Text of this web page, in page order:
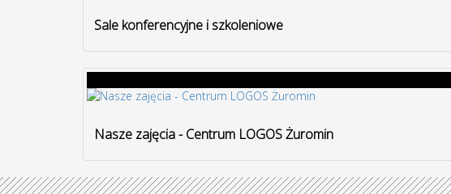
Sale konferencyjne i szkoleniowe
Nasze zajęcia - Centrum LOGOS Żuromin